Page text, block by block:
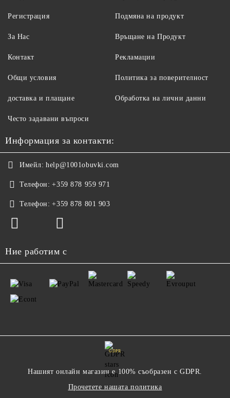
Регистрация
За Нас
Контакт
Общи условия
доставка и плащане
Подмяна на продукт
Връщане на Продукт
Рекламации
Политика за поверителност
Обработка на лични данни
Често задавани въпроси
Информация за контакти:
Имейл: help@1001obuvki.com
Телефон: +359 878 959 971
Телефон: +359 878 801 903
Ние работим с
GDPR
Нашият онлайн магазин е 100% съобразен с GDPR.
Прочетете нашата политика